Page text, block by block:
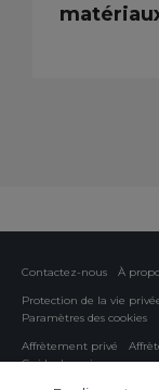
Contactez-nous À
Protection de la vie
Paramètres des cookies
Affrètement privé
Guide des avions